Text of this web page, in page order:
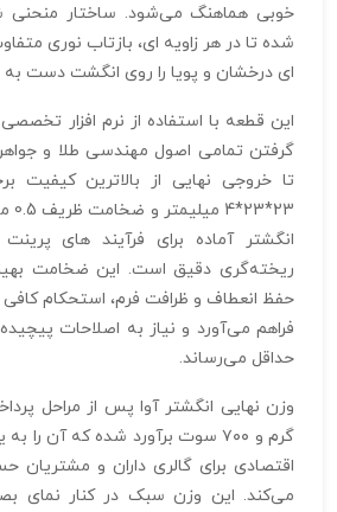
خوبی هماهنگ می‌شود. ساختار منحنی‌
شده تا در هر زاویه‌ ای، بازتاب نوری
ای درخشان و پویا را روی انگشت دست به
این قطعه با استفاده از نرم‌ افزار
گرفتن تمامی اصول مهندسی طلا و
تا خروجی نهایی از بالاترین کیفیت
انگشتر آماده برای فرآیند های
ریخته‌گری دقیق است. این ضخامت
حفظ انعطاف و ظرافت فرم، استحکام کافی
فراهم می‌آورد و نیاز به اصلاحات
حداقل می‌رساند.
گرم و ۷۰۰ سوت برآورد شده که آن را
اقتصادی برای گالری‌ داران و
می‌کند. این وزن سبک در کنار نمای